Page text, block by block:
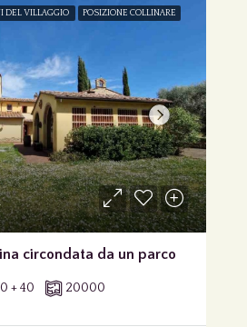
DEL VILLAGGIO POSIZIONE COLLINARE
circondata da un parco
+ 40 20000